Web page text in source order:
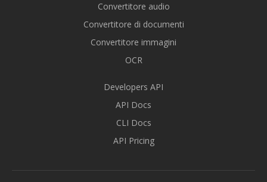
Convertitore audio
Convertitore di documenti
Convertitore immagini
OCR
Developers API
API Docs
CLI Docs
API Pricing